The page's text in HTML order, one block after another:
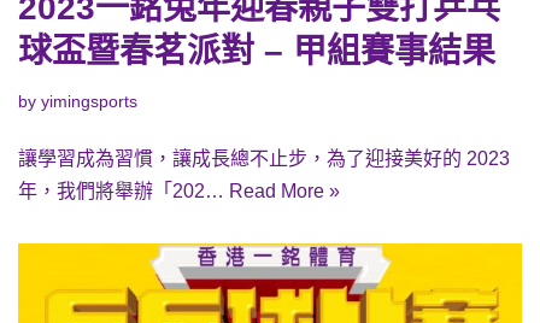
球盃暨春茗派對 – 甲組賽事結果
by yimingsports
讓學習成為習慣，讓成長總不止步，為了迎接美好的 2023
年，我們將舉辦「202… Read More »